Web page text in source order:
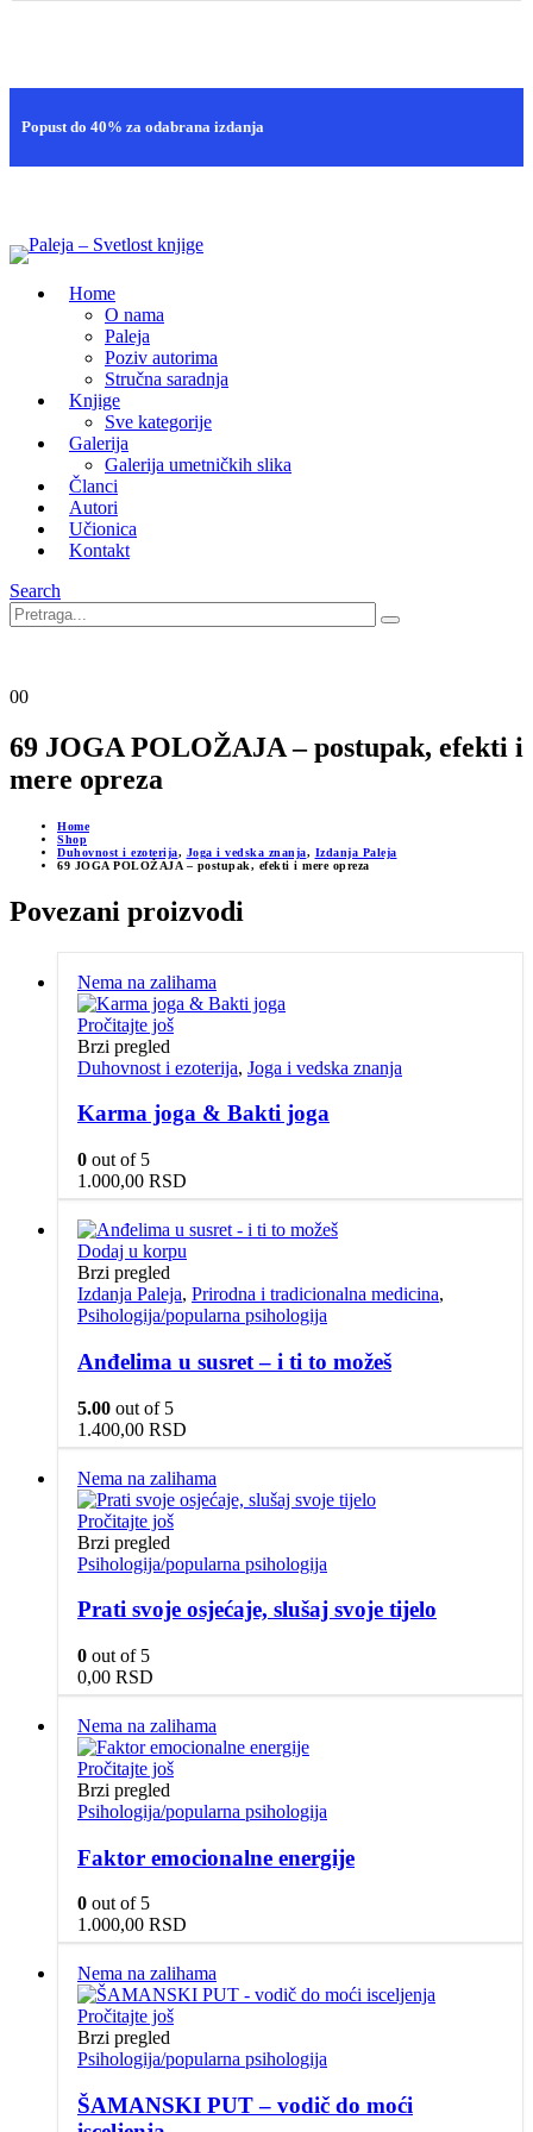
Popust do 40% za odabrana izdanja
Home
O nama
Paleja
Poziv autorima
Stručna saradnja
Knjige
Sve kategorije
Galerija
Galerija umetničkih slika
Članci
Autori
Učionica
Kontakt
Search
00
69 JOGA POLOŽAJA – postupak, efekti i
mere opreza
Home
Shop
Duhovnost i ezoterija, Joga i vedska znanja, Izdanja Paleja
69 JOGA POLOŽAJA – postupak, efekti i mere opreza
Povezani proizvodi
Nema na zalihama
Pročitajte još
Brzi pregled
Duhovnost i ezoterija, Joga i vedska znanja
Karma joga & Bakti joga
0 out of 5
1.000,00 RSD
Dodaj u korpu
Brzi pregled
Izdanja Paleja, Prirodna i tradicionalna medicina,
Psihologija/popularna psihologija
Anđelima u susret – i ti to možeš
5.00 out of 5
1.400,00 RSD
Nema na zalihama
Pročitajte još
Brzi pregled
Psihologija/popularna psihologija
Prati svoje osjećaje, slušaj svoje tijelo
0 out of 5
0,00 RSD
Nema na zalihama
Pročitajte još
Brzi pregled
Psihologija/popularna psihologija
Faktor emocionalne energije
0 out of 5
1.000,00 RSD
Nema na zalihama
Pročitajte još
Brzi pregled
Psihologija/popularna psihologija
ŠAMANSKI PUT – vodič do moći